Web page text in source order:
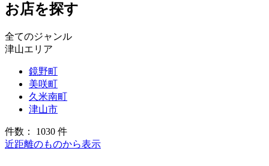
お店を探す
全てのジャンル
津山エリア
鏡野町
美咲町
久米南町
津山市
件数： 1030 件
近距離のものから表示